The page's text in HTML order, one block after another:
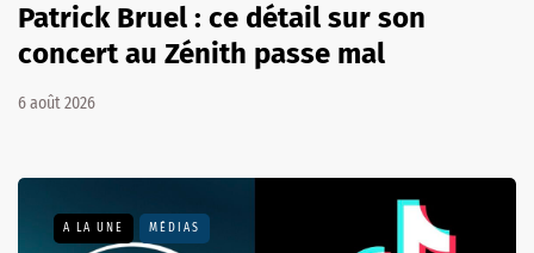
Patrick Bruel : ce détail sur son
concert au Zénith passe mal
6 août 2026
A LA UNE MÉDIAS